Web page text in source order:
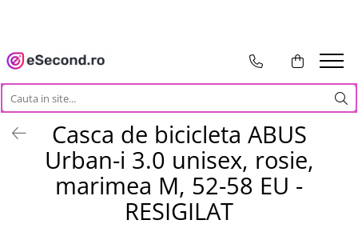
TOATE PRODUSELE
Auto Moto
Accesorii Auto
Anvelope & Jante
Covorase auto
Echipamente pentru Atelier
Electronice Auto
Intretinere & Cosmetica auto
Casca de bicicleta ABUS
Urban-i 3.0 unisex, rosie,
marimea M, 52-58 EU -
RESIGILAT